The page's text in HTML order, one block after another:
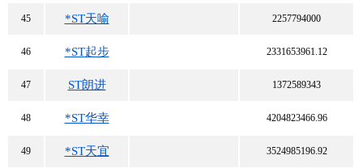
45 *ST天喻 2257794000
46 *ST起步 2331653961.12
47 ST朗进 1372589343
48 *ST华幸 4204823466.96
49 *ST天宜 3524985196.92